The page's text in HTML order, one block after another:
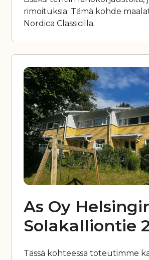
rimoituksia. Tämä kohde
Nordica Classicilla.
As Oy
Solakalliontie
Tässä kohteessa toteutimme